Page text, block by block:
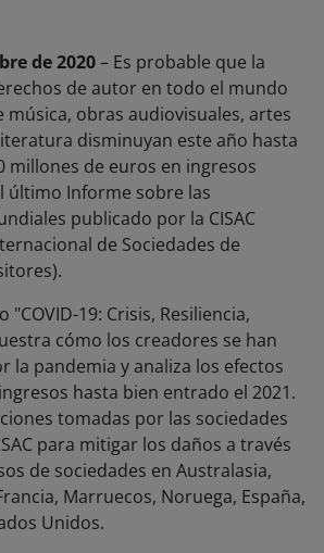
de 2020– Es probable que la
de autor en todo el mundo
música, obras audiovisuales, artes
disminuyan este año hasta
millones de euros en ingresos
último Informe sobre las
publicado por la CISAC
de Sociedades de
19: Crisis, Resiliencia,
cómo los creadores se han
la pandemia y analiza los efectos
hasta bien entrado el 2021.
tomadas por las sociedades
para mitigar los daños a través
de sociedades en Australasia,
Marruecos, Noruega, España,
Unidos.